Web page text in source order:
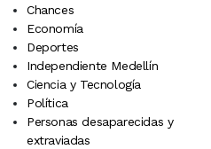
Chances
Economía
Deportes
Independiente Medellín
Ciencia y Tecnología
Política
Personas desaparecidas y
extraviadas